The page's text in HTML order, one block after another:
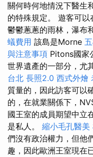
關何時何地情況下醫生
的特殊規定。 遊客可
鬱鬱蔥蔥的雨林，瀑布
蟻費用 該島是Morne
與注意事項 Pitons國家
世界遺產的一部分，尤
台北 長照2.0 西式外燴
質量的，因此訪客可以
的，在就業關係下，
國王室的成員期望中立
是私人。 縮小毛孔醫美
們沒有政治權力，但他
趣，因此歐洲王室現在